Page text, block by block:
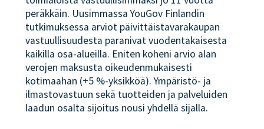
peräkkäin. Uusimmassa YouGov Finlandin
tutkimuksessa arviot päivittäistavarakaupan
vastuullisuudesta paranivat vuodentakaisesta
kaikilla osa-alueilla. Eniten koheni arvio alan
verojen maksusta oikeudenmukaisesti
kotimaahan (+5 %-yksikköä). Ympäristö- ja
ilmastovastuun sekä tuotteiden ja palveluiden
laadun osalta sijoitus nousi yhdellä sijalla.